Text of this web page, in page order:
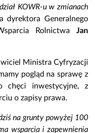
KOWR-u w zmianach
dyrektora Generalnego
Rolnictwa Jan
Ministra Cyfryzacji
pogląd na sprawę z
chęci inwestycyjne, z
o zapisy prawa.
na grunty powyżej 100
wsparcia i zapewnienia